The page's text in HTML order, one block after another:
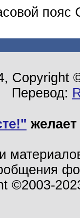
пояс
Copyright
Перевод:
©2003-